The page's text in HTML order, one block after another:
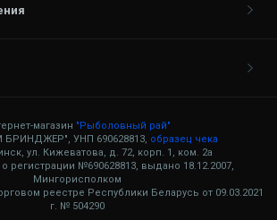
магазин "Рыболовный рай"
УНП 690628813, образец чека
ул. Кижеватова, д. 72, корп. 1, ком. 2а
регистрации №690628813, выдано 18.12.2007,
Мингорисполком
реестре Республики Беларусь от 09.03.2021
г. № 504290